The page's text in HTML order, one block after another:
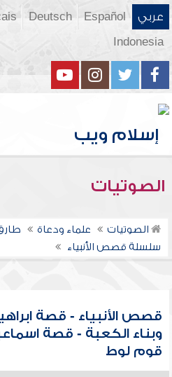
عربي Español
Deutsch
Indonesia
الصوتيات
الصوتيات علماء ودعاة
سلسلة قصص الأنبياء
قصص الأنبياء - قصة
وبناء الكعبة - قصة
قوم لوط